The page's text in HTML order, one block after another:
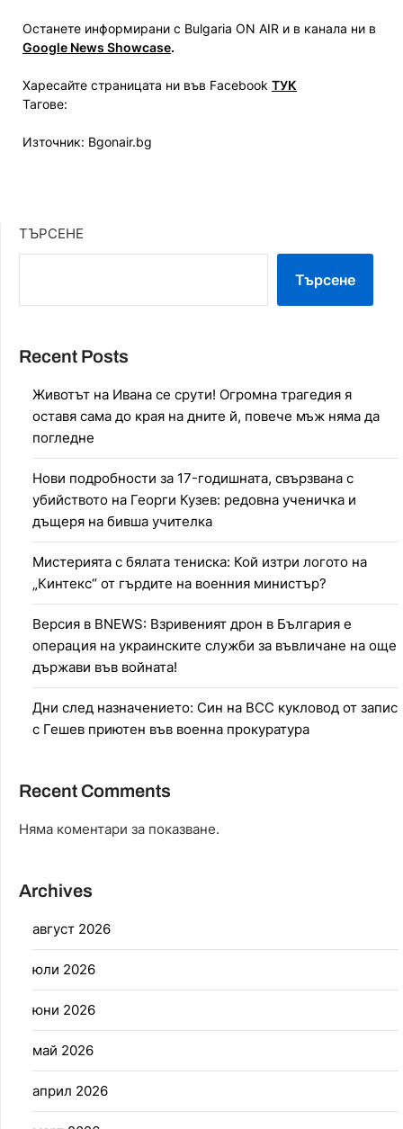
Останете информирани с Bulgaria ON AIR и в канала ни в
Google News Showcase.
Харесайте страницата ни във Facebook ТУК
Тагове:
Източник: Bgonair.bg
ТЪРСЕНЕ
Търсене
Recent Posts
Животът на Ивана се срути! Огромна трагедия я
оставя сама до края на дните й, повече мъж няма да
погледне
Нови подробности за 17-годишната, свързвана с
убийството на Георги Кузев: редовна ученичка и
дъщеря на бивша учителка
Мистерията с бялата тениска: Кой изтри логото на
„Кинтекс“ от гърдите на военния министър?
Версия в BNEWS: Взривеният дрон в България е
операция на украинските служби за въвличане на още
държави във войната!
Дни след назначението: Син на ВСС кукловод от запис
с Гешев приютен във военна прокуратура
Recent Comments
Няма коментари за показване.
Archives
август 2026
юли 2026
юни 2026
май 2026
април 2026